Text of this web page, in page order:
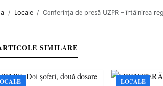
Locale Conferința de presă UZPR – întâlnirea
SIMILARE
LOCALE